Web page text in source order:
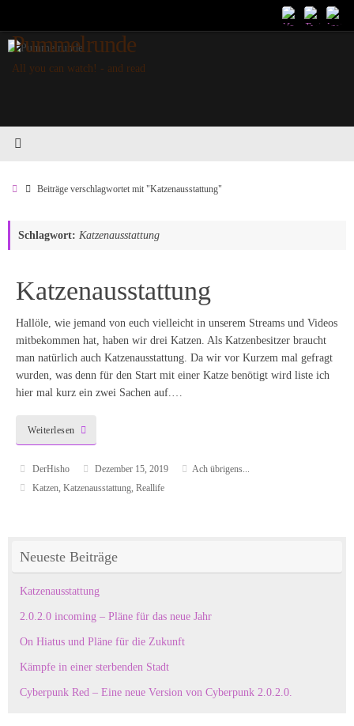
springen
Pummelrunde
All you can watch! - and read
StartBeiträge verschlagwortet mit "Katzenausstattung"
Schlagwort: Katzenausstattung
Katzenausstattung
Hallöle, wie jemand von euch vielleicht in unserem Streams und Videos
mitbekommen hat, haben wir drei Katzen. Als Katzenbesitzer braucht
man natürlich auch Katzenausstattung. Da wir vor Kurzem mal gefragt
wurden, was denn für den Start mit einer Katze benötigt wird liste ich
hier mal kurz ein zwei Sachen auf.…
Weiterlesen
DerHisho Dezember 15, 2019
Ach übrigens...
Katzen, Katzenausstattung, Reallife
Neueste Beiträge
Katzenausstattung
2.0.2.0 incoming – Pläne für das neue Jahr
On Hiatus und Pläne für die Zukunft
Kämpfe in einer sterbenden Stadt
Cyberpunk Red – Eine neue Version von Cyberpunk 2.0.2.0.